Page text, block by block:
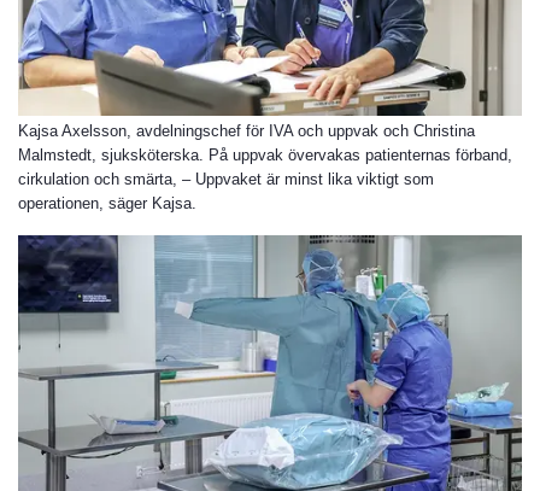
Kajsa Axelsson, avdelningschef för IVA och uppvak och Christina
Malmstedt, sjuksköterska. På uppvak övervakas patienternas förband,
cirkulation och smärta, – Uppvaket är minst lika viktigt som
operationen, säger Kajsa.